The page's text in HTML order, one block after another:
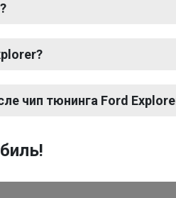
чип тюнинга Ford